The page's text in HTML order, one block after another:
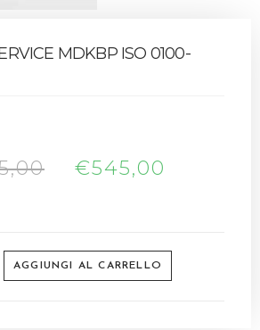
MDKBP ISO 0100-
€545,00
AGGIUNGI AL CARRELLO